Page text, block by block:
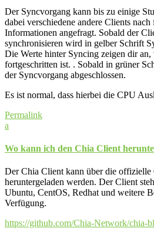
Der Syncvorgang kann bis zu einige
dabei verschiedene andere Clients
Informationen angefragt. Sobald der
synchronisieren wird in gelber Schrift
Die Werte hinter Syncing zeigen dir
fortgeschritten ist. . Sobald in grüner
der Syncvorgang abgeschlossen.
Es ist normal, dass hierbei die CPU
Permalink
a
Wo kann ich den Chia Client
Der Chia Client kann über die
heruntergeladen werden. Der Client
Ubuntu, CentOS, Redhat und weitere
Verfügung.
https://github.com/Chia-Network/